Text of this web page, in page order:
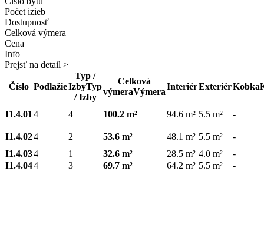
Počet izieb
Dostupnosť
Celková výmera
Cena
Info
Prejsť na detail >
Číslo Podlažie
Typ /
IzbyTyp
/ Izby
Celková
výmeraVýmera
InteriérExteriérKobka
I1.4.01 4 4 100.2 m² 94.6 m² 5.5 m² -
I1.4.024 2 53.6 m² 48.1 m² 5.5 m²
-
I1.4.034 1 32.6 m² 28.5 m² 4.0 m²
-
I1.4.044 3 69.7 m² 64.2 m² 5.5 m² -